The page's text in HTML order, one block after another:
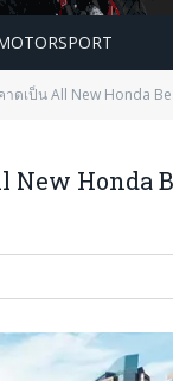
าดเป็น All New Honda
New Honda